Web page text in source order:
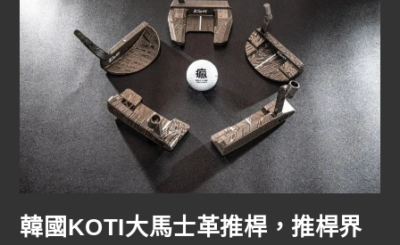
韓國KOTI大馬士革推桿，推桿界